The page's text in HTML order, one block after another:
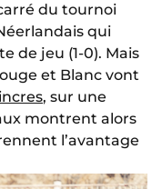
du tournoi
qui
de jeu (1-0). Mais
et Blanc vont
, sur une
montrent alors
l’avantage